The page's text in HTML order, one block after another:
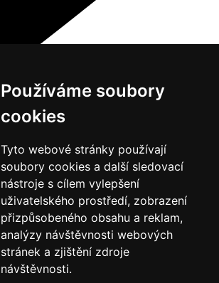
Používáme soubory
cookies
Tyto webové stránky používají
soubory cookies a další sledovací
nástroje s cílem vylepšení
uživatelského prostředí, zobrazení
přizpůsobeného obsahu a reklam,
analýzy návštěvnosti webových
stránek a zjištění zdroje
návštěvnosti.